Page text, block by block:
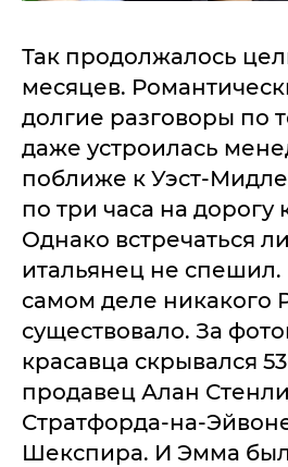
Так продолжалось
месяцев.
долгие разговоры по
даже устроилась
поближе к Уэст-
по три часа на
Однако встречаться
итальянец не спешил.
самом деле никакого
существовало. За
красавца скрывался
продавец Алан
Стратфорда-на-
Шекспира. И Эмма